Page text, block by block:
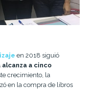
en 2018 siguió
alcanza a cinco
crecimiento, la
en la compra de libros